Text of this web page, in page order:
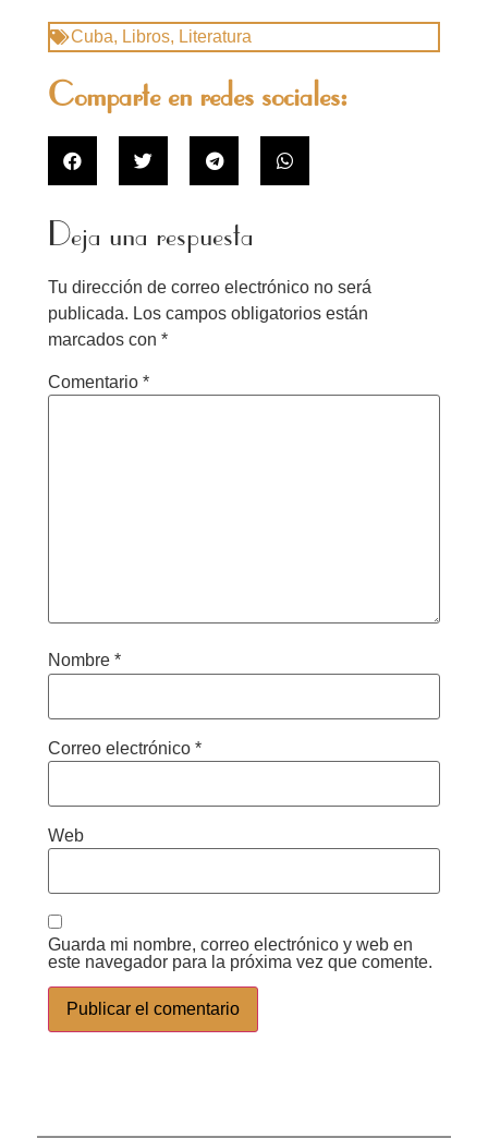
Cuba, Libros, Literatura
Comparte en redes sociales:
Deja una respuesta
Tu dirección de correo electrónico no será
publicada. Los campos obligatorios están
marcados con *
Comentario *
Nombre *
Correo electrónico *
Web
Guarda mi nombre, correo electrónico y web en
este navegador para la próxima vez que comente.